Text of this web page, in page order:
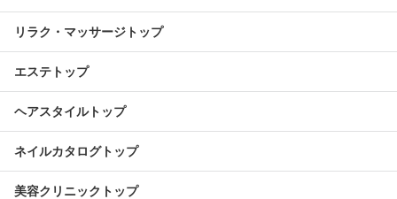
リラク・マッサージトップ
エステトップ
ヘアスタイルトップ
ネイルカタログトップ
美容クリニックトップ